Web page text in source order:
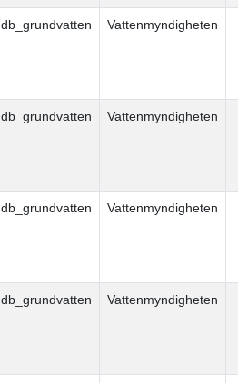
db_grundvatten Vattenmyndigheten
db_grundvatten Vattenmyndigheten
db_grundvatten Vattenmyndigheten
db_grundvatten Vattenmyndigheten